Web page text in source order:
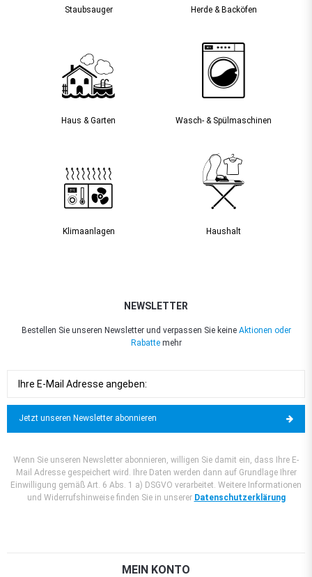
Staubsauger­ Herde & Backöfen
Haus & Garten Wasch- & Spülmaschinen
Klimaanlagen Haushalt
NEWSLETTER
Bestellen Sie unseren Newsletter und verpassen Sie keine Aktionen oder
Rabattemehr
Jetzt unseren Newsletter abonnieren
Wenn Sie unseren Newsletter abonnieren, willigen Sie damit ein, dass Ihre E-
Mail Adresse gespeichert wird. Ihre Daten werden dann auf Grundlage Ihrer
Einwilligung gemäß Art. 6 Abs. 1 a) DSGVO verarbeitet. Weitere Informationen
und Widerrufshinweise finden Sie in unserer Datenschutzerklärung
MEIN KONTO